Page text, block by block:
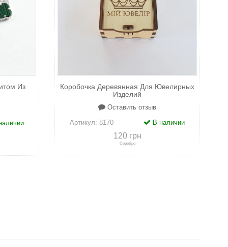
Из
Коробочка Деревянная Для Ювелирных
Изделий
Оставить отзыв
Артикул:8170 В наличии
120 грн
Серебро